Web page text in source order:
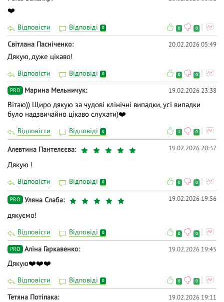
кардіологія
лабораторна імунологія
нефрологія
функціональна діагностика
акушерство/гінекологія
алергологія
неврологія
⚡️ Участь у майстер-класі підтверджується
електронним сертифікатом у 2,5 бали БПР для
користувачів із PRO-доступом.
❓ Поставте питання на тему вебінару лекторам у
коментарях і ми відповімо на них у ході трансляції.
👍 Долучайтеся до діалогу, задавайте питання та
висловлюйте власну думку - зробіть навчання
дієвішим. Ми намагаємось відповідати і після
вебінарів.
❤️
Відповісти Відповіді 0 0 0
Світлана Пасніченко 20.02.2026 05:49
Дякую, дуже цікаво!
Відповісти Відповіді 0 0 0
PRO Марина Мельничук 19.02.2026 23:38
Вітаю)) Щиро дякую за чудові клінічні випадки, усі випадки
було надзвичайно цікаво слухати)❤️
Відповісти Відповіді 0 1 0
Алевтина Пантелєєва 19.02.2026 20:37
Дякую !
Відповісти Відповіді 0 0 0
PRO Уляна Слаба 19.02.2026 19:56
дякуємо!
Відповісти Відповіді 0 0 0
PRO Аліна Гаркавенко 19.02.2026 19:45
Дякую❤️❤️❤️
Відповісти Відповіді 0 0 0
Тетяна Потіпака 19.02.2026 19:11